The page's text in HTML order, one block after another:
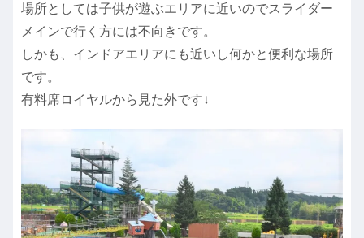
場所としては子供が遊ぶエリアに近いのでスライダー
メインで行く方には不向きです。
しかも、インドアエリアにも近いし何かと便利な場所
です。
有料席ロイヤルから見た外です↓